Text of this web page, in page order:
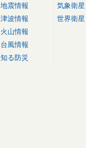
地震情報
津波情報
火山情報
台風情報
知る防災
気象衛星
世界衛星